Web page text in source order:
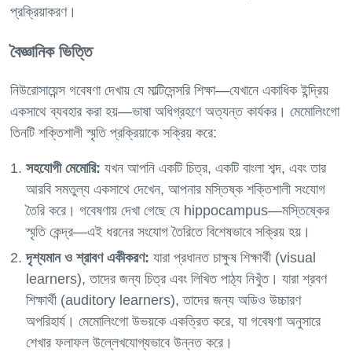
বৈজ্ঞানিক ভিত্তি
নিউরোসায়েন্স গবেষণা দেখায় যে মাল্টিসেন্সরি শিক্ষা—যেখানে একাধিক ইন্দ্রিয়
একসাথে ব্যবহার করা হয়—ভাষা অধিগ্রহণে অত্যন্ত কার্যকর। মেমোলিংগো
তিনটি শক্তিশালী স্মৃতি প্রক্রিয়াকে সক্রিয় করে:
সহযোগী মেমোরি: যখন আপনি একটি চিত্র, একটি বাংলা শব্দ, এবং তার
আরবি সমতুল্য একসাথে দেখেন, আপনার মস্তিষ্ক শক্তিশালী সংযোগ
তৈরি করে। গবেষণায় দেখা গেছে যে hippocampus—মস্তিষ্কের
স্মৃতি কেন্দ্র—এই ধরনের সংযোগ তৈরিতে বিশেষভাবে সক্রিয় হয়।
দৃশ্যমান ও শ্রাবণ একীকরণ: যারা প্রধানত চাক্ষুষ শিক্ষার্থী (visual
learners), তাদের জন্য চিত্র এবং লিখিত পাঠ্য নিখুঁত। যারা শ্রবণ
শিক্ষার্থী (auditory learners), তাদের জন্য অডিও উচ্চারণ
অপরিহার্য। মেমোলিংগো উভয়কে একত্রিত করে, যা গবেষণা অনুসারে
শেখার ফলাফল উল্লেখযোগ্যভাবে উন্নত করে।